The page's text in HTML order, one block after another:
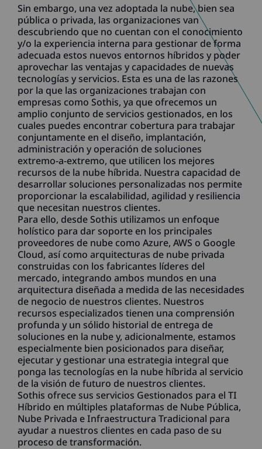
Sin embargo, una vez adoptada la nube, bien sea
pública o privada, las organizaciones van
descubriendo que no cuentan con el conocimiento
y/o la experiencia interna para gestionar de forma
adecuada estos nuevos entornos híbridos y poder
aprovechar las ventajas y capacidades de nuevas
tecnologías y servicios. Esta es una de las razones
por la que las organizaciones trabajan con
empresas como Sothis, ya que ofrecemos un
amplio conjunto de servicios gestionados, en los
cuales puedes encontrar cobertura para trabajar
conjuntamente en el diseño, implantación,
administración y operación de soluciones
extremo-a-extremo, que utilicen los mejores
recursos de la nube híbrida. Nuestra capacidad de
desarrollar soluciones personalizadas nos permite
proporcionar la escalabilidad, agilidad y resiliencia
que necesitan nuestros clientes.
Para ello, desde Sothis utilizamos un enfoque
holístico para dar soporte en los principales
proveedores de nube como Azure, AWS o Google
Cloud, así como arquitecturas de nube privada
construidas con los fabricantes líderes del
mercado, integrando ambos mundos en una
arquitectura diseñada a medida de las necesidades
de negocio de nuestros clientes. Nuestros
recursos especializados tienen una comprensión
profunda y un sólido historial de entrega de
soluciones en la nube y, adicionalmente, estamos
especialmente bien posicionados para diseñar,
ejecutar y gestionar una estrategia integral que
ponga las tecnologías en la nube híbrida al servicio
de la visión de futuro de nuestros clientes.
Sothis ofrece sus servicios Gestionados para el TI
Híbrido en múltiples plataformas de Nube Pública,
Nube Privada e Infraestructura Tradicional para
ayudar a nuestros clientes en cada paso de su
proceso de transformación.